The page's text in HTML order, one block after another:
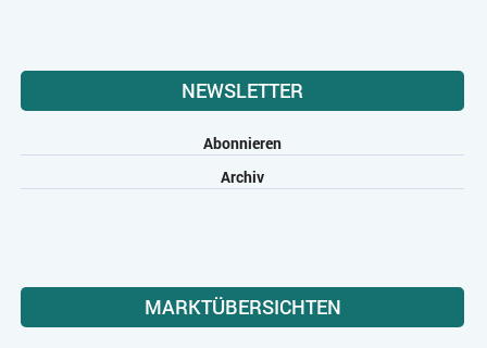
NEWSLETTER
Abonnieren
Archiv
MARKTÜBERSICHTEN